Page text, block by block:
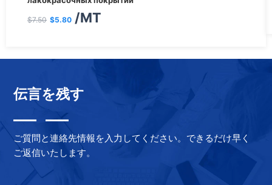
$7.50 составляла
$5.80 $5.80.
/MT
伝言を残す
ご質問と連絡先情報を入力してください。できるだけ早く
ご返信いたします。